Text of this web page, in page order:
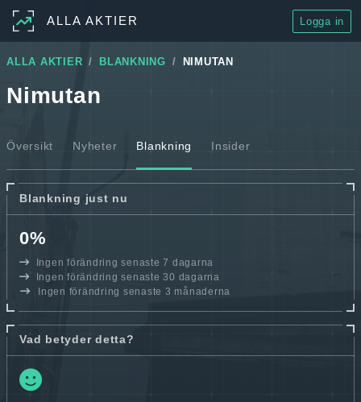
ALLA AKTIER Logga in
ALLA AKTIER BLANKNING NIMUTAN
Nimutan
Översikt Nyheter Blankning Insider
Blankning just nu
0%
Ingen förändring senaste 7 dagarna
Ingen förändring senaste 30 dagarna
Ingen förändring senaste 3 månaderna
Vad betyder detta?